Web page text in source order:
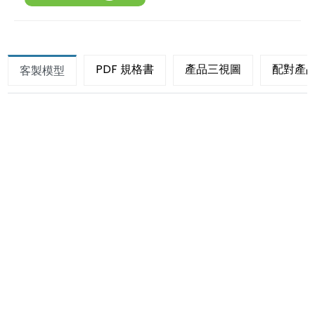
客製模型 PDF 規格書 產品三視圖 配對產